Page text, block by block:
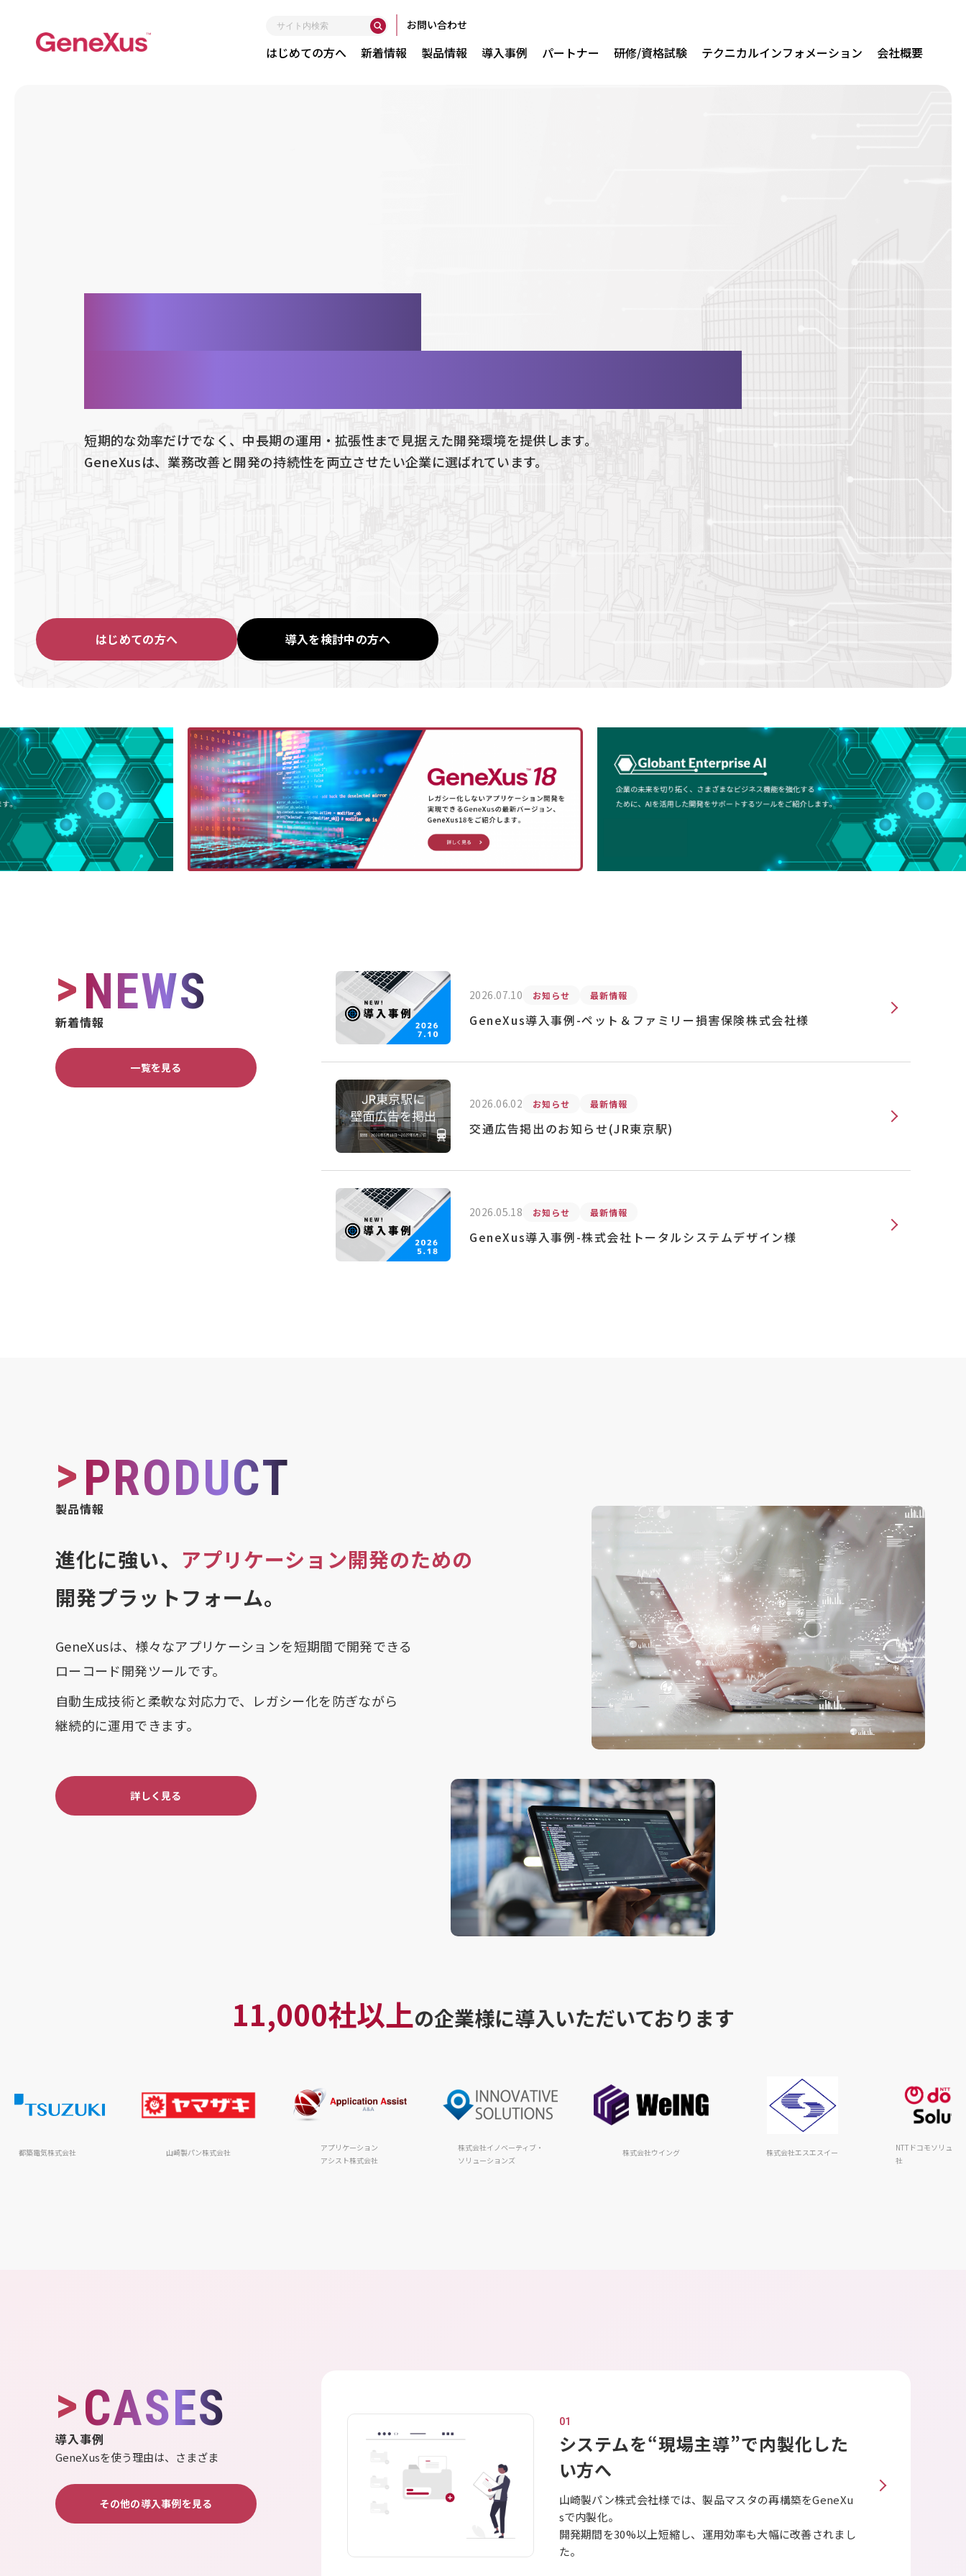
はじめての方へ 新着情報 製品情報 導入事例 パートナー 研修/資格試験 テクニカルインフォメーション 会社概要
イ
お問い合わせ
短期的な効率だけでなく、中長期の運用・拡張性まで見据えた開発環境を提供します。
GeneXusは、業務改善と開発の持続性を両立させたい企業に選ばれています。
はじめての方へ 導入を検討中の方へ
>NEWS
新着情報
一覧を見る
2026.07.10 お知らせ 最新情報
GeneXus導入事例-ペット＆ファミリー損害保険株式会社様
2026.06.02 お知らせ 最新情報
交通広告掲出のお知らせ(JR東京駅)
2026.05.18 お知らせ 最新情報
GeneXus導入事例-株式会社トータルシステムデザイン様
>PRODUCT
製品情報
進化に強い、 アプリケーション開発のための
開発プラットフォーム。
GeneXusは、様々なアプリケーションを短期間で開発できる
ローコード開発ツールです。
自動生成技術と柔軟な対応力で、レガシー化を防ぎながら
継続的に運用できます。
詳しく見る
11,000社以上の企業様に導入いただいております
山崎製パン株式会社
株式会社イノベーティブ・
株式会社エスエスイー
>CASES
導入事例
GeneXusを使う理由は、さまざま
その他の導入事例を見る
01
システムを“現場主導”で内製化した
い方へ
山崎製パン株式会社様では、製品マスタの再構築をGeneXu
sで内製化。
開発期間を30%以上短縮し、運用効率も大幅に改善されまし
た。